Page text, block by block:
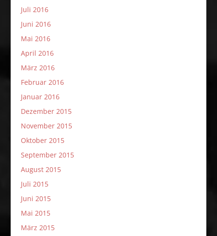
Juli 2016
Juni 2016
Mai 2016
April 2016
März 2016
Februar 2016
Januar 2016
Dezember 2015
November 2015
Oktober 2015
September 2015
August 2015
Juli 2015
Juni 2015
Mai 2015
März 2015